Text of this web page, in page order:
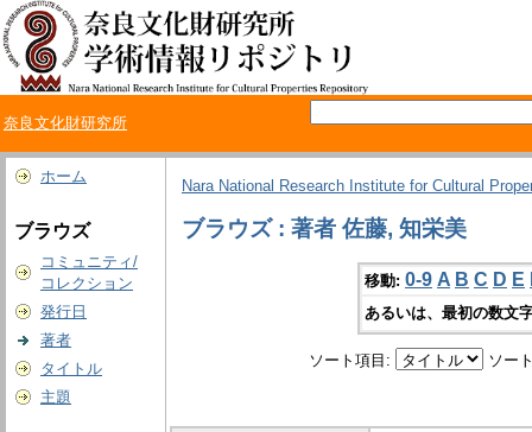
奈良文化財研究所
ホーム
ブラウズ
コミュニティ/
コレクション
発行日
著者
タイトル
主題
Nara National Research Institute for Cultural
ブラウズ : 著者 佐藤, 知栄美
移動: 0-9 A B C D E
あるいは、最初の数文
ソート項目: ソー